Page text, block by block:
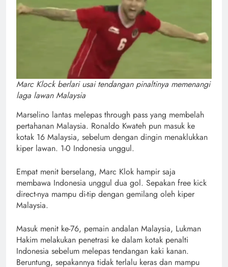
Marc Klock berlari usai tendangan pinaltinya memenangi
laga lawan Malaysia
Marselino lantas melepas through pass yang membelah
pertahanan Malaysia. Ronaldo Kwateh pun masuk ke
kotak 16 Malaysia, sebelum dengan dingin menaklukkan
kiper lawan. 1-0 Indonesia unggul.
Empat menit berselang, Marc Klok hampir saja
membawa Indonesia unggul dua gol. Sepakan free kick
direct-nya mampu di-tip dengan gemilang oleh kiper
Malaysia.
Masuk menit ke-76, pemain andalan Malaysia, Lukman
Hakim melakukan penetrasi ke dalam kotak penalti
Indonesia sebelum melepas tendangan kaki kanan.
Beruntung, sepakannya tidak terlalu keras dan mampu